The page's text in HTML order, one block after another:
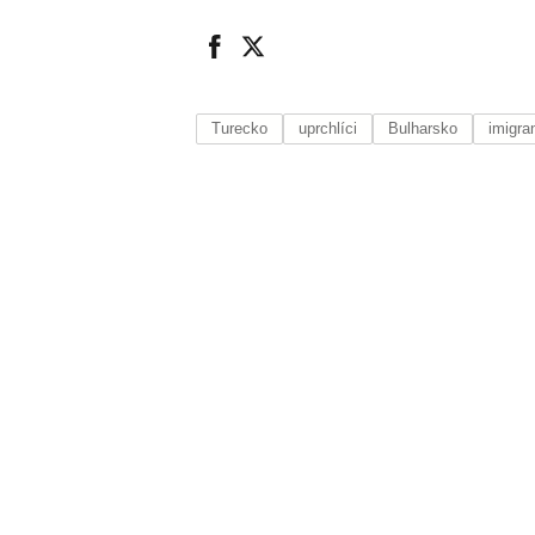
Turecko uprchlíci Bulharsko